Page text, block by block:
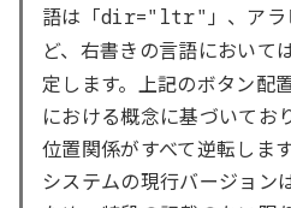
語は「dir="ltr" 」、ア
ど、右書きの言語において
定します。上記のボタン配
における概念に基づいてお
位置関係がすべて逆転しま
システムの現行バージョン